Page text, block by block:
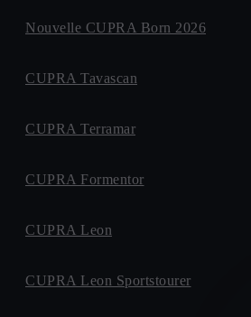
Nouvelle CUPRA Born 2026
CUPRA Tavascan
CUPRA Terramar
CUPRA Formentor
CUPRA Leon
CUPRA Leon Sportstourer